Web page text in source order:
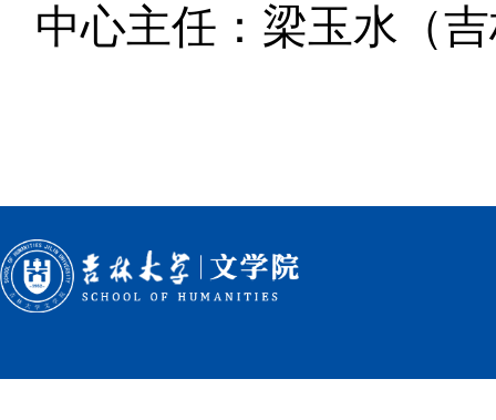
中心主任：梁玉水（